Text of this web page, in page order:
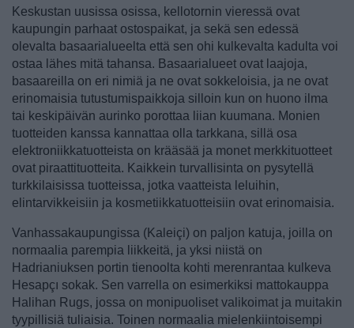
Keskustan uusissa osissa, kellotornin vieressä ovat
kaupungin parhaat ostospaikat, ja sekä sen edessä
olevalta basaarialueelta että sen ohi kulkevalta kadulta voi
ostaa lähes mitä tahansa. Basaarialueet ovat laajoja,
basaareilla on eri nimiä ja ne ovat sokkeloisia, ja ne ovat
erinomaisia tutustumispaikkoja silloin kun on huono ilma
tai keskipäivän aurinko porottaa liian kuumana. Monien
tuotteiden kanssa kannattaa olla tarkkana, sillä osa
elektroniikkatuotteista on krääsää ja monet merkkituotteet
ovat piraattituotteita. Kaikkein turvallisinta on pysytellä
turkkilaisissa tuotteissa, jotka vaatteista leluihin,
elintarvikkeisiin ja kosmetiikkatuotteisiin ovat erinomaisia.
Vanhassakaupungissa (Kaleiçi) on paljon katuja, joilla on
normaalia parempia liikkeitä, ja yksi niistä on
Hadrianiuksen portin tienoolta kohti merenrantaa kulkeva
Hesapçı sokak. Sen varrella on esimerkiksi mattokauppa
Halihan Rugs, jossa on monipuoliset valikoimat ja muitakin
tyypillisiä tuliaisia. Toinen normaalia mielenkiintoisempi